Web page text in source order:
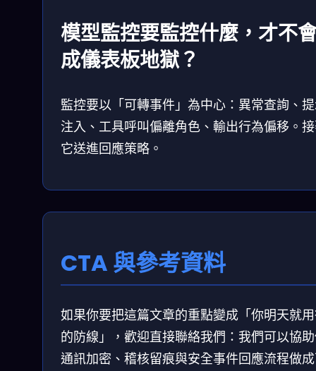
模型監控要監控什麼，才不
成儀表板地獄？
監控要以「可轉事件」為中心：異常查詢、
注入、工具呼叫偏離角色、輸出行為偏移。
它送進回應策略。
CTA 與參考資料
如果你要把這篇文章的重點變成「你明天就
的防線」，歡迎直接聯絡我們：我們可以協
通訊加密、稽核留痕與安全事件回應流程做